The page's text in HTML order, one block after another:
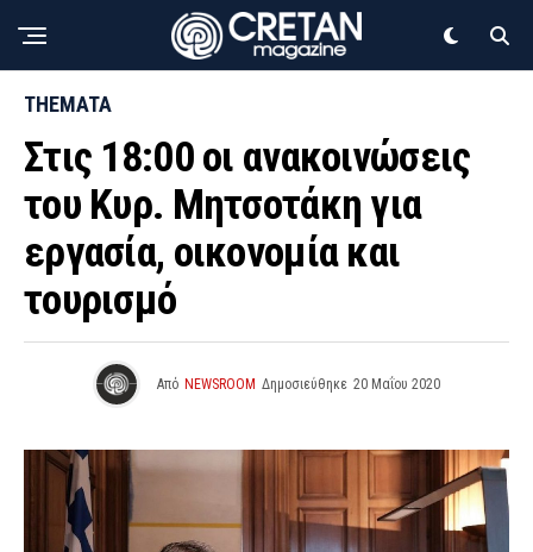
THEMATA
Στις 18:00 οι ανακοινώσεις
του Κυρ. Μητσοτάκη για
εργασία, οικονομία και
τουρισμό
Από NEWSROOM Δημοσιεύθηκε 20 Μαΐου 2020